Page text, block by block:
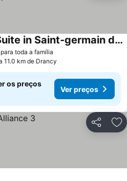
toda a família
Notre-Dame luxury Suite in Saint-germain des prés Latin quarter
11.0 km de Drancy
os preços
Ver preços
Partilhar